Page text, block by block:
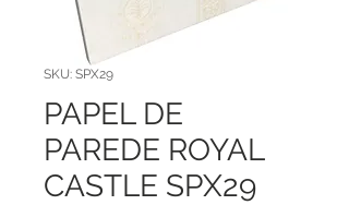
SKU: SPX29
PAPEL DE
PAREDE ROYAL
CASTLE SPX29